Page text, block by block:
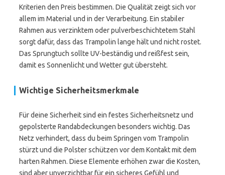
Kriterien den Preis bestimmen. Die Qualität zeigt sich vor
allem im Material und in der Verarbeitung. Ein stabiler
Rahmen aus verzinktem oder pulverbeschichtetem Stahl
sorgt dafür, dass das Trampolin lange hält und nicht rostet.
Das Sprungtuch sollte UV-beständig und reißfest sein,
damit es Sonnenlicht und Wetter gut übersteht.
Wichtige Sicherheitsmerkmale
Für deine Sicherheit sind ein festes Sicherheitsnetz und
gepolsterte Randabdeckungen besonders wichtig. Das
Netz verhindert, dass du beim Springen vom Trampolin
stürzt und die Polster schützen vor dem Kontakt mit dem
harten Rahmen. Diese Elemente erhöhen zwar die Kosten,
sind aber unverzichtbar für ein sicheres Gefühl und